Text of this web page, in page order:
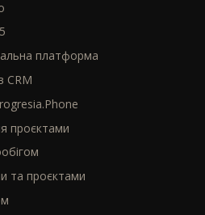
платформа
CRM
проєктами
та проєктами